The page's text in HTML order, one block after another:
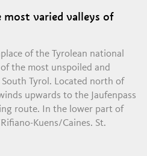
varied valleys of
of the Tyrolean national
the most unspoiled and
Tyrol. Located north of
upwards to the Jaufenpass
route. In the lower part of
Kuens/Caines, St.
will find a gentle,